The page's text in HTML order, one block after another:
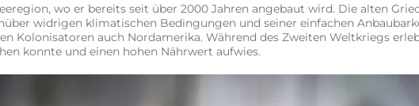
wo er bereits seit über 2000 Jahren angebaut wird. Die alten
widrigen klimatischen Bedingungen und seiner einfachen
Kolonisatoren auch Nordamerika. Während des Zweiten Weltkriegs
konnte und einen hohen Nährwert aufwies.